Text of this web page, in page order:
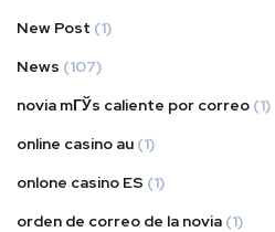
New Post (1)
News (107)
novia mГЎs caliente por correo (1)
online casino au (1)
onlone casino ES (1)
orden de correo de la novia (1)